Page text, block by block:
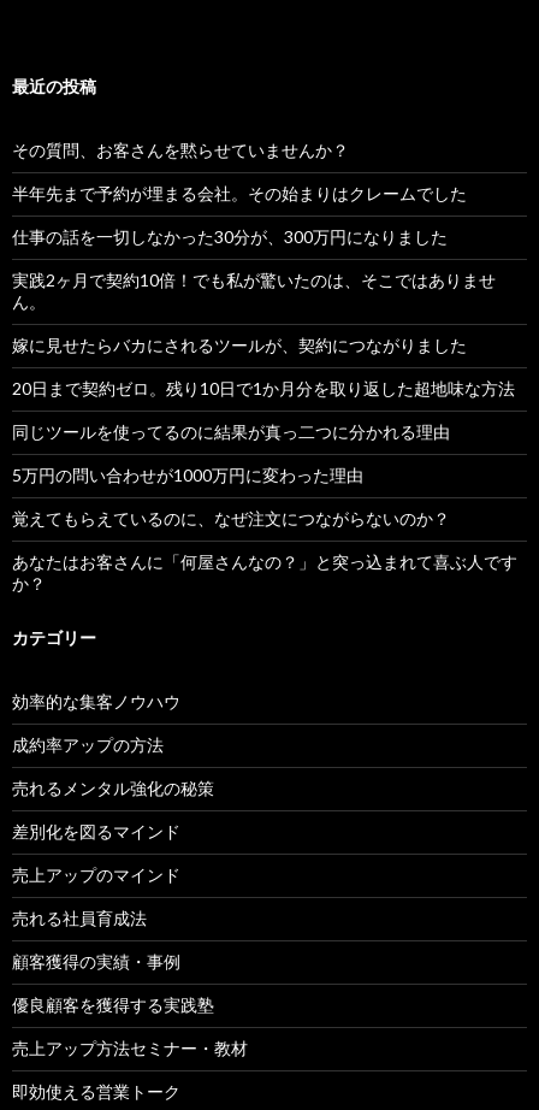
最近の投稿
その質問、お客さんを黙らせていませんか？
半年先まで予約が埋まる会社。その始まりはクレームでした
仕事の話を一切しなかった30分が、300万円になりました
実践2ヶ月で契約10倍！でも私が驚いたのは、そこではありませ
ん。
嫁に見せたらバカにされるツールが、契約につながりました
20日まで契約ゼロ。残り10日で1か月分を取り返した超地味な方法
同じツールを使ってるのに結果が真っ二つに分かれる理由
5万円の問い合わせが1000万円に変わった理由
覚えてもらえているのに、なぜ注文につながらないのか？
あなたはお客さんに「何屋さんなの？」と突っ込まれて喜ぶ人です
か？
カテゴリー
効率的な集客ノウハウ
成約率アップの方法
売れるメンタル強化の秘策
差別化を図るマインド
売上アップのマインド
売れる社員育成法
顧客獲得の実績・事例
優良顧客を獲得する実践塾
売上アップ方法セミナー・教材
即効使える営業トーク